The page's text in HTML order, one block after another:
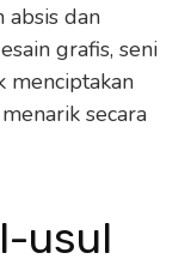
absis dan
grafis, seni
menciptakan
secara
usul